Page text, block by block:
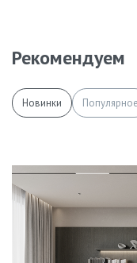
Рекомендуем
Новинки Популярное